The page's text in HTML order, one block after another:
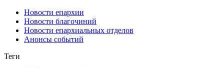
Новости епархии
Новости благочиний
Новости епархиальных отделов
Анонсы событий
Теги